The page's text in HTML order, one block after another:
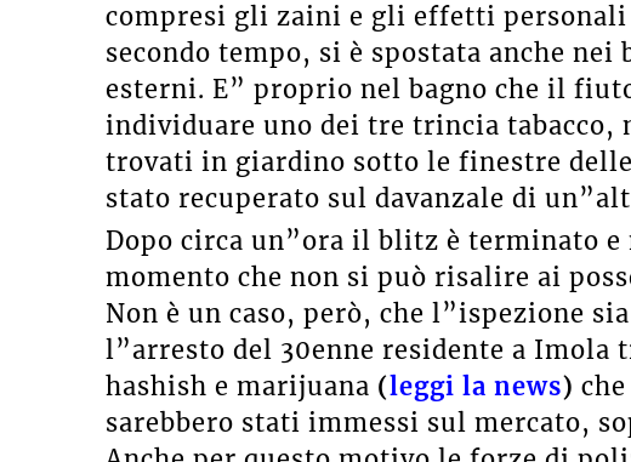
compresi gli zaini e gli effetti
secondo tempo, si è spostata anche
esterni. E” proprio nel bagno che il
individuare uno dei tre trincia
trovati in giardino sotto le finestre
stato recuperato sul davanzale di
Dopo circa un”ora il blitz è terminato e
momento che non si può risalire ai
Non è un caso, però, che l”ispezione
l”arresto del 30enne residente a Imola
hashish e marijuana (leggi la news) che
sarebbero stati immessi sul mercato,